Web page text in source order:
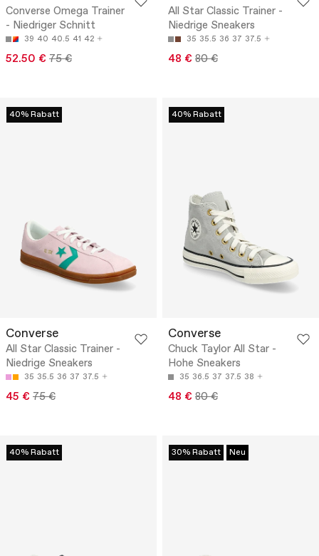
Converse Omega Trainer
- Niedriger Schnitt
39 40 40.5 41 42
52.50 € 75 €
All Star Classic Trainer -
Niedrige Sneakers
35 35.5 36 37 37.5
48 € 80 €
40% Rabatt
Converse
All Star Classic Trainer -
Niedrige Sneakers
35 35.5 36 37 37.5
45 € 75 €
40% Rabatt
Converse
Chuck Taylor All Star -
Hohe Sneakers
35 36.5 37 37.5 38
48 € 80 €
40% Rabatt 30% Rabatt Neu